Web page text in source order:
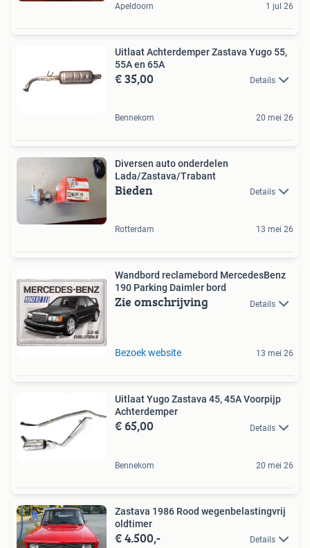
Apeldoorn 1 jul 26
Uitlaat Achterdemper Zastava Yugo 55,
55A en 65A
€ 35,00 Details
Bennekom 20 mei 26
Diversen auto onderdelen
Lada/Zastava/Trabant
Bieden Details
Rotterdam 13 mei 26
Wandbord reclamebord MercedesBenz
190 Parking Daimler bord
Zie omschrijving Details
Bezoek website 13 mei 26
Uitlaat Yugo Zastava 45, 45A Voorpijp
Achterdemper
€ 65,00 Details
Bennekom 20 mei 26
Zastava 1986 Rood wegenbelastingvrij
oldtimer
€ 4.500,- Details